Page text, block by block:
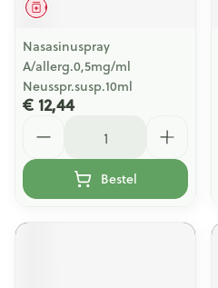
Geneesmiddel
Nasasinuspray
A/allerg.0,5mg/ml
Neusspr.susp.10ml
€ 12,44
Bestel